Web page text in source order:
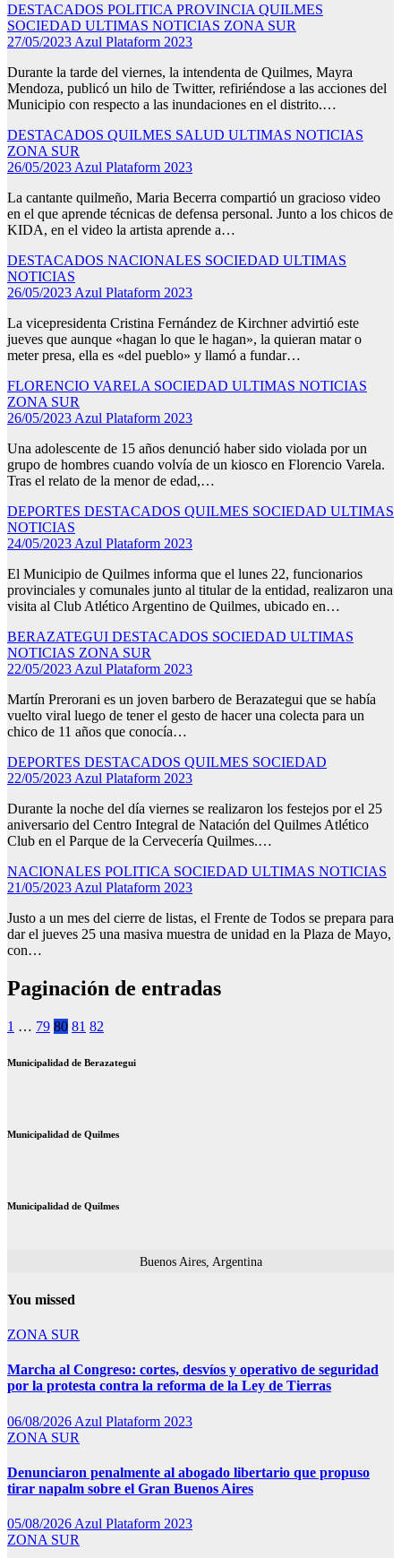
DESTACADOS POLITICA PROVINCIA QUILMES
SOCIEDAD ULTIMAS NOTICIAS ZONA SUR
27/05/2023 Azul Plataform 2023
Durante la tarde del viernes, la intendenta de Quilmes, Mayra
Mendoza, publicó un hilo de Twitter, refiriéndose a las acciones del
Municipio con respecto a las inundaciones en el distrito.…
DESTACADOS QUILMES SALUD ULTIMAS NOTICIAS
ZONA SUR
26/05/2023 Azul Plataform 2023
La cantante quilmeño, Maria Becerra compartió un gracioso video
en el que aprende técnicas de defensa personal. Junto a los chicos de
KIDA, en el video la artista aprende a…
DESTACADOS NACIONALES SOCIEDAD ULTIMAS
NOTICIAS
26/05/2023 Azul Plataform 2023
La vicepresidenta Cristina Fernández de Kirchner advirtió este
jueves que aunque «hagan lo que le hagan», la quieran matar o
meter presa, ella es «del pueblo» y llamó a fundar…
FLORENCIO VARELA SOCIEDAD ULTIMAS NOTICIAS
ZONA SUR
26/05/2023 Azul Plataform 2023
Una adolescente de 15 años denunció haber sido violada por un
grupo de hombres cuando volvía de un kiosco en Florencio Varela.
Tras el relato de la menor de edad,…
DEPORTES DESTACADOS QUILMES SOCIEDAD ULTIMAS
NOTICIAS
24/05/2023 Azul Plataform 2023
El Municipio de Quilmes informa que el lunes 22, funcionarios
provinciales y comunales junto al titular de la entidad, realizaron una
visita al Club Atlético Argentino de Quilmes, ubicado en…
BERAZATEGUI DESTACADOS SOCIEDAD ULTIMAS
NOTICIAS ZONA SUR
22/05/2023 Azul Plataform 2023
Martín Prerorani es un joven barbero de Berazategui que se había
vuelto viral luego de tener el gesto de hacer una colecta para un
chico de 11 años que conocía…
DEPORTES DESTACADOS QUILMES SOCIEDAD
22/05/2023 Azul Plataform 2023
Durante la noche del día viernes se realizaron los festejos por el 25
aniversario del Centro Integral de Natación del Quilmes Atlético
Club en el Parque de la Cervecería Quilmes.…
NACIONALES POLITICA SOCIEDAD ULTIMAS NOTICIAS
21/05/2023 Azul Plataform 2023
Justo a un mes del cierre de listas, el Frente de Todos se prepara para
dar el jueves 25 una masiva muestra de unidad en la Plaza de Mayo,
con…
Paginación de entradas
1 … 79 80 81 82
Municipalidad de Berazategui
Municipalidad de Quilmes
Municipalidad de Quilmes
Buenos Aires, Argentina
You missed
ZONA SUR
Marcha al Congreso: cortes, desvíos y operativo de seguridad
por la protesta contra la reforma de la Ley de Tierras
06/08/2026 Azul Plataform 2023
ZONA SUR
Denunciaron penalmente al abogado libertario que propuso
tirar napalm sobre el Gran Buenos Aires
05/08/2026 Azul Plataform 2023
ZONA SUR